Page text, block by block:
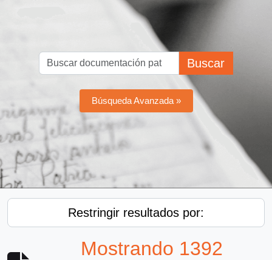
Buscar
Búsqueda Avanzada »
Restringir resultados por:
Mostrando 1392